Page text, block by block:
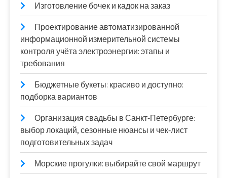
Изготовление бочек и кадок на заказ
Проектирование автоматизированной
информационной измерительной системы
контроля учёта электроэнергии: этапы и
требования
Бюджетные букеты: красиво и доступно:
подборка вариантов
Организация свадьбы в Санкт‑Петербурге:
выбор локаций, сезонные нюансы и чек‑лист
подготовительных задач
Морские прогулки: выбирайте свой маршрут